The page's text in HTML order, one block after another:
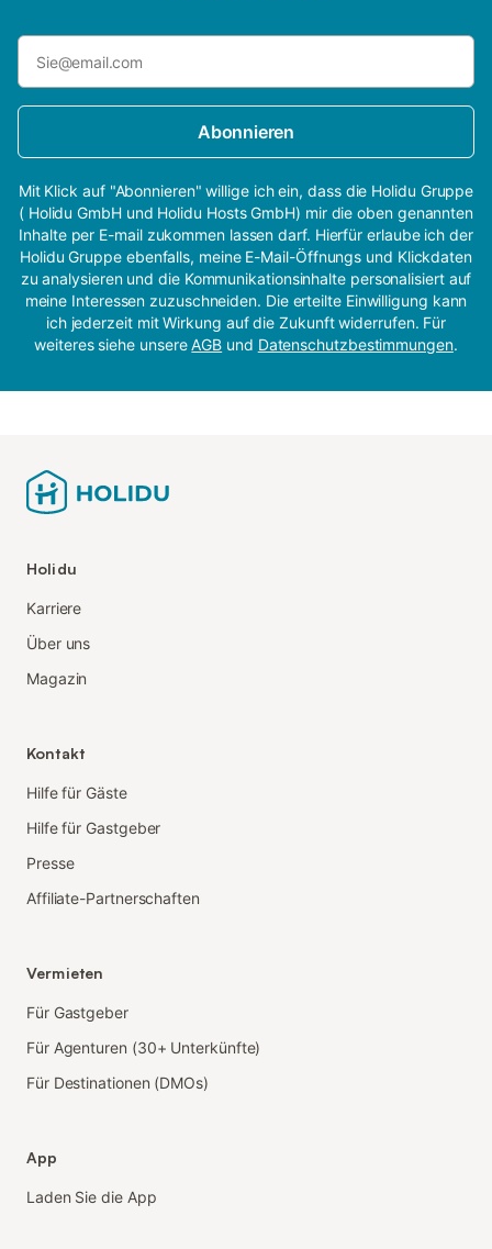
Abonnieren
Mit Klick auf "Abonnieren" willige ich ein, dass die Holidu Gruppe
( Holidu GmbH und Holidu Hosts GmbH) mir die oben genannten
Inhalte per E-mail zukommen lassen darf. Hierfür erlaube ich der
Holidu Gruppe ebenfalls, meine E-Mail-Öffnungs und Klickdaten
zu analysieren und die Kommunikationsinhalte personalisiert auf
meine Interessen zuzuschneiden. Die erteilte Einwilligung kann
ich jederzeit mit Wirkung auf die Zukunft widerrufen. Für
weiteres siehe unsereAGB und Datenschutzbestimmungen.
Holidu
Karriere
Über uns
Magazin
Kontakt
Hilfe für Gäste
Hilfe für Gastgeber
Presse
Affiliate-Partnerschaften
Vermieten
Für Gastgeber
Für Agenturen (30+ Unterkünfte)
Für Destinationen (DMOs)
App
Laden Sie die App